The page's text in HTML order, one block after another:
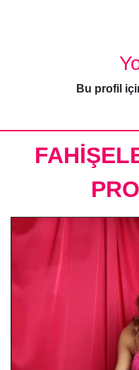
Bu profil